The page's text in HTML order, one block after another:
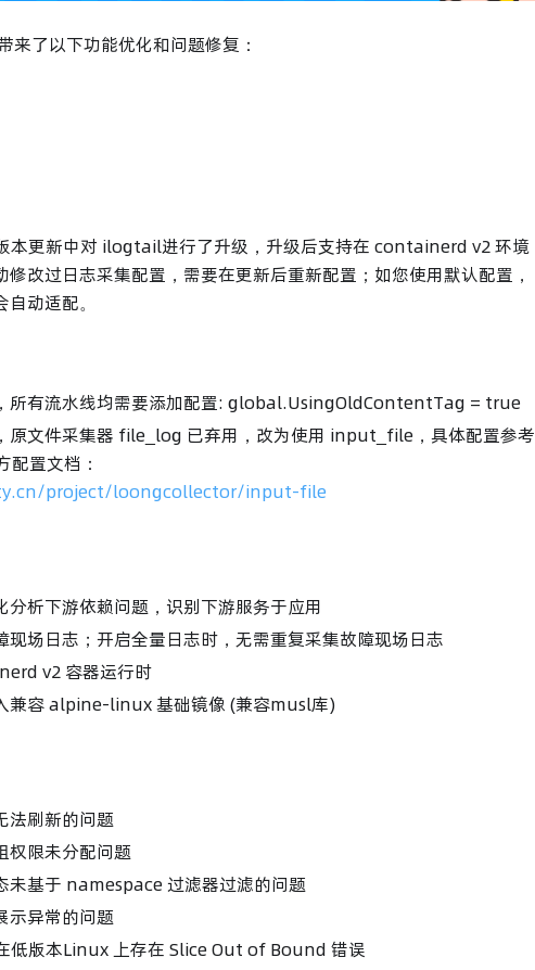
来了以下功能优化和问题修复：
更新中对 ilogtail进行了升级，升级后支持在 containerd v2 环境
改过日志采集配置，需要在更新后重新配置；如您使用默认配置，
动适配。
所有流水线均需要添加配置: global.UsingOldContentTag = true
原文件采集器 file_log 已弃用，改为使用 input_file，具体配置参考
置文档：
project/loongcollector/input-file
分析下游依赖问题，识别下游服务于应用
现场日志；开启全量日志时，无需重复采集故障现场日志
v2 容器运行时
兼容 alpine-linux 基础镜像 (兼容musl库)
法刷新的问题
权限未分配问题
未基于 namespace 过滤器过滤的问题
示异常的问题
版本Linux 上存在 Slice Out of Bound 错误